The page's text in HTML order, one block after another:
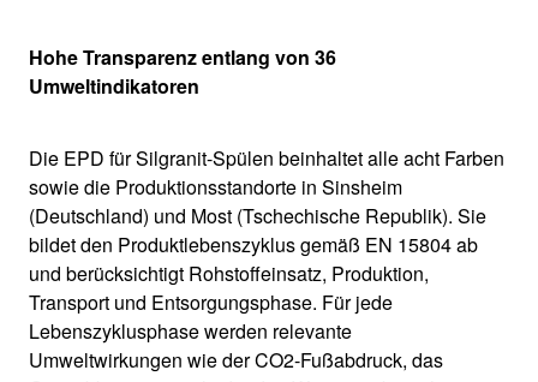
Hohe Transparenz entlang von 36
Umweltindikatoren
Die EPD für Silgranit-Spülen beinhaltet alle acht Farben
sowie die Produktionsstandorte in Sinsheim
(Deutschland) und Most (Tschechische Republik). Sie
bildet den Produktlebenszyklus gemäß EN 15804 ab
und berücksichtigt Rohstoffeinsatz, Produktion,
Transport und Entsorgungsphase. Für jede
Lebenszyklusphase werden relevante
Umweltwirkungen wie der CO2-Fußabdruck, das